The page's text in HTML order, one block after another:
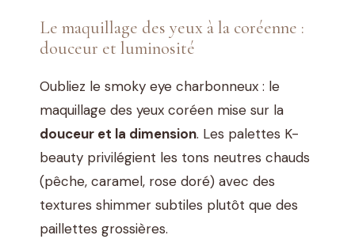
Le maquillage des yeux à la coréenne :
douceur et luminosité
Oubliez le smoky eye charbonneux : le
maquillage des yeux coréen mise sur la
douceur et la dimension. Les palettes K-
beauty privilégient les tons neutres chauds
(pêche, caramel, rose doré) avec des
textures shimmer subtiles plutôt que des
paillettes grossières.